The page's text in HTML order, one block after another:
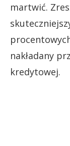
martwić.
nakładany
kredytowej.